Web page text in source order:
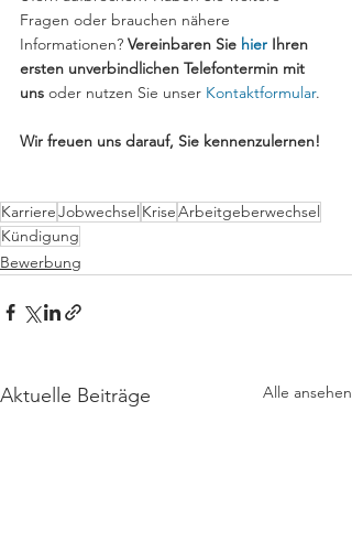
Fragen oder brauchen nähere
Informationen? Vereinbaren Sie hier Ihren
ersten unverbindlichen Telefontermin mit
uns oder nutzen Sie unser Kontaktformular.
Wir freuen uns darauf, Sie kennenzulernen!
KarriereJobwechsel KriseArbeitgeberwechsel
Kündigung
Bewerbung
Aktuelle Beiträge Alle ansehen